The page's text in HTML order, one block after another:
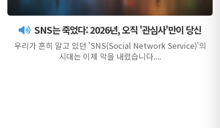
SNS는 죽었다: 2026년, 오직 '관심사'만이 당신
우리가 흔히 알고 있던 'SNS(Social Network Service)'의
시대는 이제 막을 내렸습니다....